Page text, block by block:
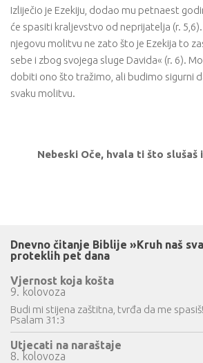
Izliječio je Ezekiju, dodao mu petnaest
će spasiti kraljevstvo od neprijatelja (r.
njegovu molitvu ne zato što je Ezekija to
sebe i zbog svojega sluge Davida« (r. 6).
dobiti ono što tražimo, ali budimo sigurni
svaku molitvu.
Nebeski Oče, hvala ti što slušaš
Dnevno čitanje Biblije »Kruh naš
proteklih pet dana
Vjernost koja košta
9. kolovoza
Budi mi stijena zaštitna, tvrđa da me spasiš!
Psalam 31:3
Utjecati na naraštaje
8. kolovoza